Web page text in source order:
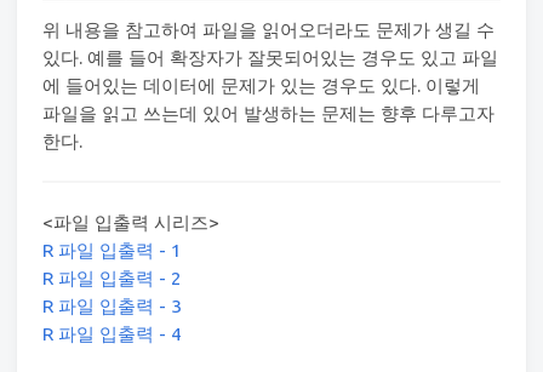
위 내용을 참고하여 파일을 읽어오더라도 문제가 생길 수
있다. 예를 들어 확장자가 잘못되어있는 경우도 있고 파일
에 들어있는 데이터에 문제가 있는 경우도 있다. 이렇게
파일을 읽고 쓰는데 있어 발생하는 문제는 향후 다루고자
한다.
<파일 입출력 시리즈>
R 파일 입출력 - 1
R 파일 입출력 - 2
R 파일 입출력 - 3
R 파일 입출력 - 4